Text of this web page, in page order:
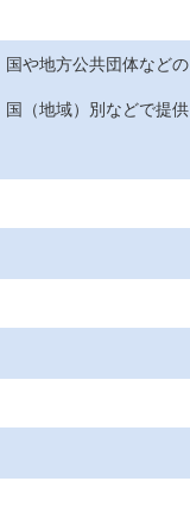
や地方公共団体などの
（地域）別などで提供